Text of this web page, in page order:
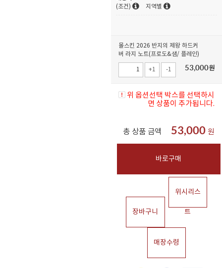
(조건)
지역별
몰스킨 2026 반지의 제왕 하드커
버 라지 노트(프로도&샘/ 플레인)
+1 -1 53,000원
위 옵션선택 박스를 선택하시
면 상품이 추가됩니다.
총 상품 금액 53,000 원
바로구매
장바구니
위시리스
트
매장수령